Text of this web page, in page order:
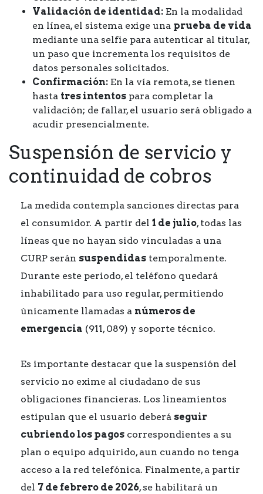
Validación de identidad: En la modalidad
en línea, el sistema exige una prueba de vida
mediante una selfie para autenticar al titular,
un paso que incrementa los requisitos de
datos personales solicitados.
Confirmación: En la vía remota, se tienen
hasta tres intentos para completar la
validación; de fallar, el usuario será obligado a
acudir presencialmente.
Suspensión de servicio y
continuidad de cobros
La medida contempla sanciones directas para
el consumidor. A partir del 1 de julio, todas las
líneas que no hayan sido vinculadas a una
CURP serán suspendidas temporalmente.
Durante este periodo, el teléfono quedará
inhabilitado para uso regular, permitiendo
únicamente llamadas a números de
emergencia (911, 089) y soporte técnico.
Es importante destacar que la suspensión del
servicio no exime al ciudadano de sus
obligaciones financieras. Los lineamientos
estipulan que el usuario deberá seguir
cubriendo los pagos correspondientes a su
plan o equipo adquirido, aun cuando no tenga
acceso a la red telefónica. Finalmente, a partir
del 7 de febrero de 2026, se habilitará un